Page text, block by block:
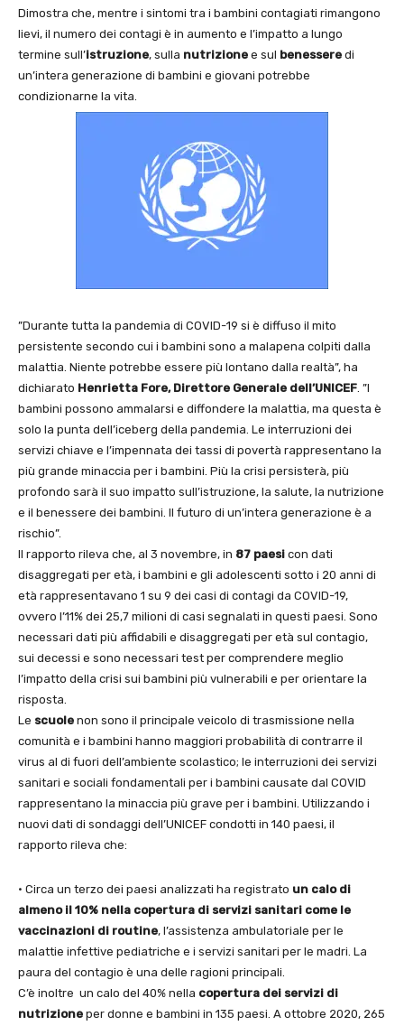
Dimostra che, mentre i sintomi tra i bambini contagiati rimangono
lievi, il numero dei contagi è in aumento e l’impatto a lungo
termine sull’istruzione, sulla nutrizione e sul benessere di
un’intera generazione di bambini e giovani potrebbe
condizionarne la vita.
”Durante tutta la pandemia di COVID-19 si è diffuso il mito
persistente secondo cui i bambini sono a malapena colpiti dalla
malattia. Niente potrebbe essere più lontano dalla realtà”, ha
dichiarato Henrietta Fore, Direttore Generale dell’UNICEF . ”I
bambini possono ammalarsi e diffondere la malattia, ma questa è
solo la punta dell’iceberg della pandemia. Le interruzioni dei
servizi chiave e l’impennata dei tassi di povertà rappresentano la
più grande minaccia per i bambini. Più la crisi persisterà, più
profondo sarà il suo impatto sull’istruzione, la salute, la nutrizione
e il benessere dei bambini. Il futuro di un’intera generazione è a
rischio”.
Il rapporto rileva che, al 3 novembre, in 87 paesi con dati
disaggregati per età, i bambini e gli adolescenti sotto i 20 anni di
età rappresentavano 1 su 9 dei casi di contagi da COVID-19,
ovvero l’11% dei 25,7 milioni di casi segnalati in questi paesi. Sono
necessari dati più affidabili e disaggregati per età sul contagio,
sui decessi e sono necessari test per comprendere meglio
l’impatto della crisi sui bambini più vulnerabili e per orientare la
risposta.
Le scuole non sono il principale veicolo di trasmissione nella
comunità e i bambini hanno maggiori probabilità di contrarre il
virus al di fuori dell’ambiente scolastico; le interruzioni dei servizi
sanitari e sociali fondamentali per i bambini causate dal COVID
rappresentano la minaccia più grave per i bambini. Utilizzando i
nuovi dati di sondaggi dell’UNICEF condotti in 140 paesi, il
rapporto rileva che:
• Circa un terzo dei paesi analizzati ha registrato un calo di
almeno il 10% nella copertura di servizi sanitari come le
vaccinazioni di routine, l’assistenza ambulatoriale per le
malattie infettive pediatriche e i servizi sanitari per le madri. La
paura del contagio è una delle ragioni principali.
C’è inoltre un calo del 40% nella copertura dei servizi di
nutrizione per donne e bambini in 135 paesi. A ottobre 2020, 265